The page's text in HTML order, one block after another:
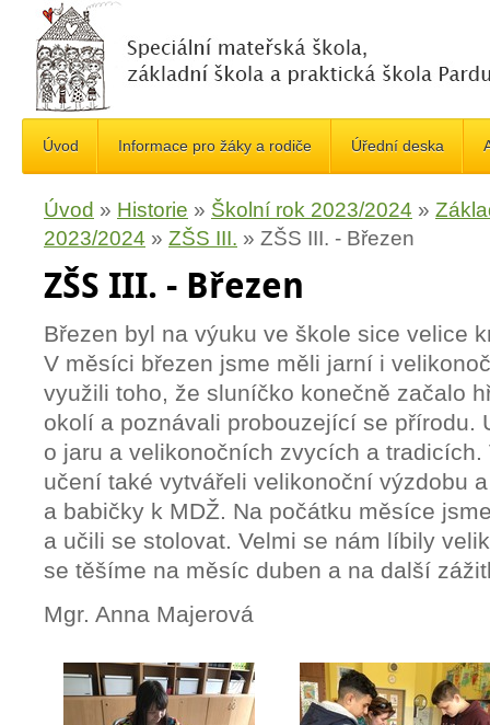
Úvod Informace pro žáky a rodiče Úřední deska
Úvod » Historie » Školní rok 2023/2024 »
2023/2024 » ZŠS III. » ZŠS III. - Březen
ZŠS III. - Březen
Březen byl na výuku ve škole sice velice
V měsíci březen jsme měli jarní i
využili toho, že sluníčko konečně začalo
okolí a poznávali probouzející se přírodu.
o jaru a velikonočních zvycích a tradicích.
učení také vytvářeli velikonoční výzdobu
a babičky k MDŽ. Na počátku měsíce
a učili se stolovat. Velmi se nám líbily
se těšíme na měsíc duben a na další
Mgr. Anna Majerová